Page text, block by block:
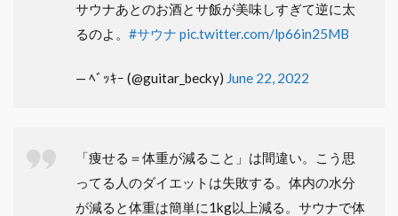
サウナあとのお酒とサ飯が美味しすぎて逆に太
るのよ。 #サウナ pic.twitter.com/lp66in25MB
— ﾍﾞｯｷｰ (@guitar_becky) June 22, 2022
「痩せる＝体重が減ること」は間違い。こう思
ってる人のダイエットは失敗する。体内の水分
が減ると体重は簡単に1kg以上減る。サウナで体